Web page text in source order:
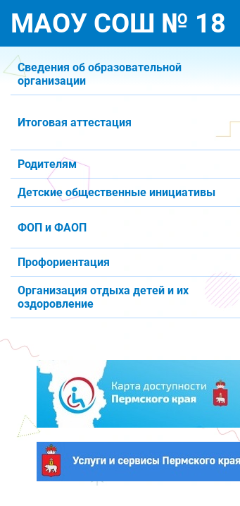
МАОУ СОШ № 18
Сведения об образовательной
организации
Итоговая аттестация
Родителям
Детские общественные инициативы
ФОП и ФАОП
Профориентация
Организация отдыха детей и их
оздоровление